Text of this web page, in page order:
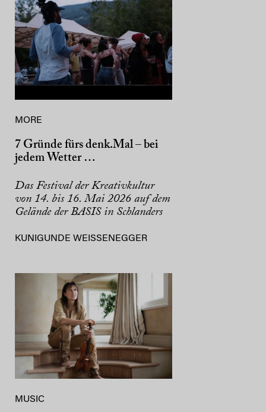
MORE
7 Gründe fürs denk.Mal – bei
jedem Wetter …
Das Festival der Kreativkultur
von 14. bis 16. Mai 2026 auf dem
Gelände der BASIS in Schlanders
KUNIGUNDE WEISSENEGGER
MUSIC